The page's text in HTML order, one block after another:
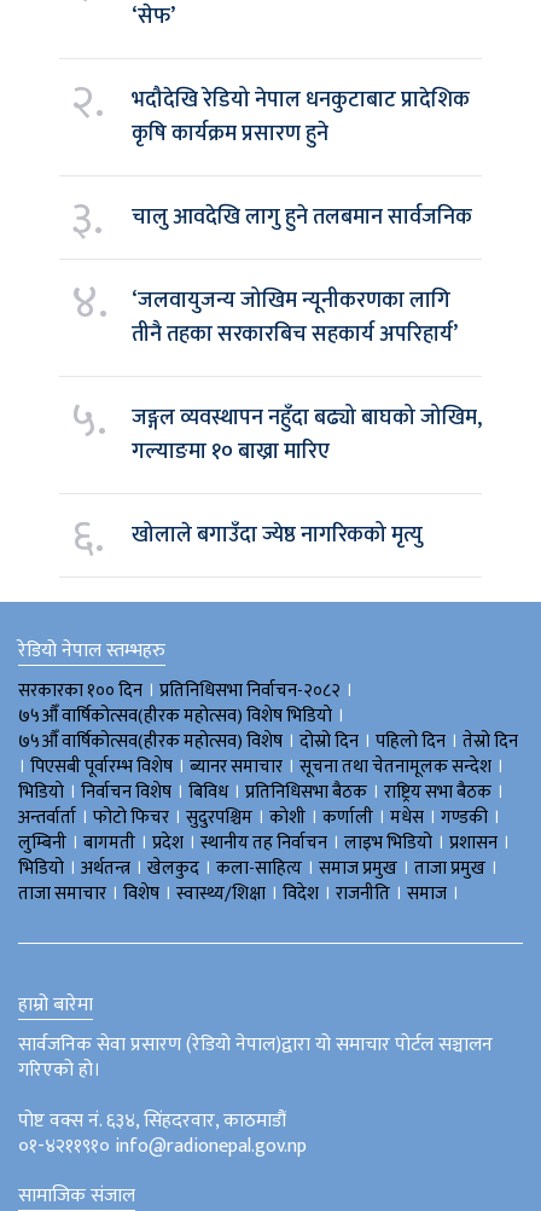
‘सेफ’
२.
भदौदेखि रेडियो नेपाल धनकुटाबाट प्रादेशिक
कृषि कार्यक्रम प्रसारण हुने
३. चालु आवदेखि लागु हुने तलबमान सार्वजनिक
४.
‘जलवायुजन्य जोखिम न्यूनीकरणका लागि
तीनै तहका सरकारबिच सहकार्य अपरिहार्य’
५.
जङ्गल व्यवस्थापन नहुँदा बढ्यो बाघको जोखिम,
गल्याङमा १० बाख्रा मारिए
६. खोलाले बगाउँदा ज्येष्ठ नागरिकको मृत्यु
रेडियो नेपाल स्तम्भहरु
सरकारका १०० दिन । प्रतिनिधिसभा निर्वाचन-२०८२ ।
७५औँ वार्षिकोत्सव(हीरक महोत्सव) विशेष भिडियाे ।
७५औँ वार्षिकोत्सव(हीरक महोत्सव) विशेष । दोस्रो दिन । पहिलो दिन । तेस्रो दिन
। पिएसबी पूर्वारम्भ विशेष । ब्यानर समाचार । सूचना तथा चेतनामूलक सन्देश ।
भिडियाे । निर्वाचन विशेष । बिविध। प्रतिनिधिसभा बैठक । राष्ट्रिय सभा बैठक ।
अन्तर्वार्ता । फोटो फिचर । सुदुरपश्चिम । काेशी । कर्णाली । मधेस । गण्डकी ।
लुम्बिनी । बागमती । प्रदेश । स्थानीय तह निर्वाचन । लाइभ भिडियो । प्रशासन ।
भिडियो । अर्थतन्त्र । खेलकुद । कला-साहित्य । समाज प्रमुख । ताजा प्रमुख ।
ताजा समाचार । विशेष । स्वास्थ्य/शिक्षा । विदेश । राजनीति । समाज ।
हाम्रो बारेमा
सार्वजनिक सेवा प्रसारण (रेडियो नेपाल)द्वारा यो समाचार पोर्टल सञ्चालन
गरिएको हो।
पोष्ट वक्स नं. ६३४, सिंहदरवार, काठमाडौं
०१-४२११९१० info@radionepal.gov.np
सामाजिक संजाल